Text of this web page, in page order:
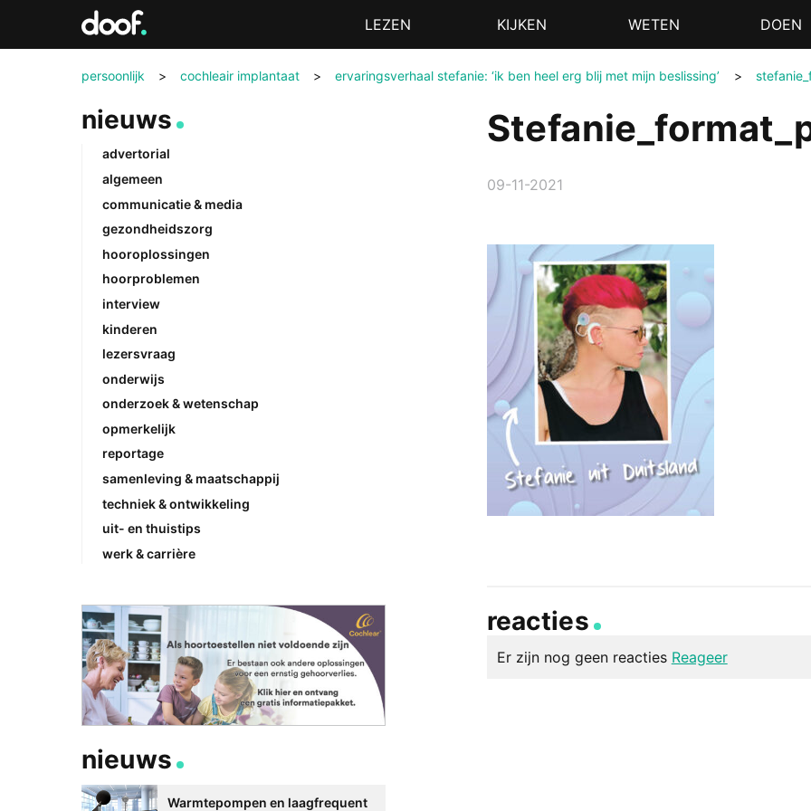
MenuLEZEN KIJKEN WETEN DOEN
persoonlijk > cochleair implantaat > ervaringsverhaal stefanie: ‘ik ben heel erg blij met mijn beslissing’ >
09-11-2021
reacties
Er zijn nog geen reacties Reageer
nieuws
advertorial
algemeen
communicatie & media
gezondheidszorg
hooroplossingen
hoorproblemen
interview
kinderen
lezersvraag
onderwijs
onderzoek & wetenschap
opmerkelijk
reportage
samenleving & maatschappij
techniek & ontwikkeling
uit- en thuistips
werk & carrière
nieuws
Warmtepompen en laagfrequent
Doof.nl